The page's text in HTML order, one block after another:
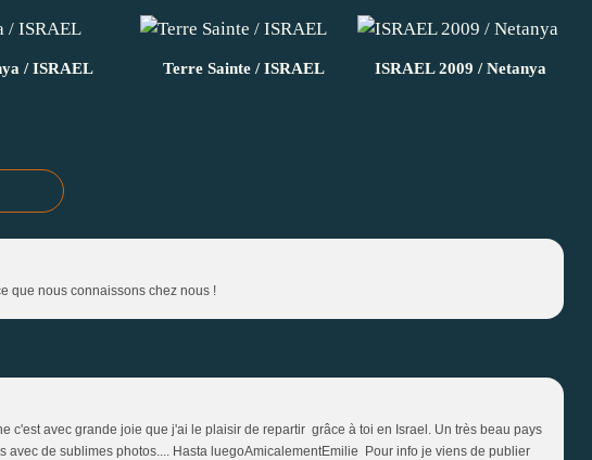
/ ISRAEL Terre Sainte / ISRAEL ISRAEL 2009 / Netanya
que nous connaissons chez nous !
c'est avec grande joie que j'ai le plaisir de repartir grâce à toi en Israel. Un très beau pays
avec de sublimes photos.... Hasta luegoAmicalementEmilie Pour info je viens de publier